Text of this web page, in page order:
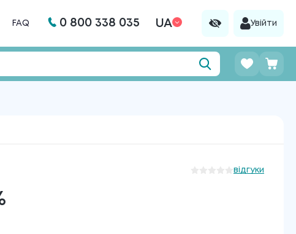
FAQ 0 800 338 035 UA Увійти
відгуки